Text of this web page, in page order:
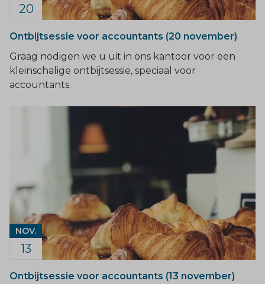
20
Ontbijtsessie voor accountants (20 november)
Graag nodigen we u uit in ons kantoor voor een
kleinschalige ontbijtsessie, speciaal voor
accountants.
NOV.
13
Ontbijtsessie voor accountants (13 november)